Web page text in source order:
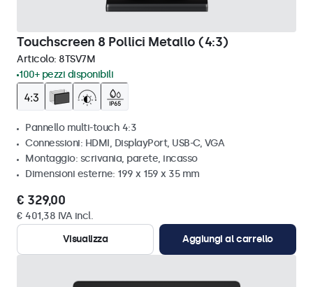
Touchscreen 8 Pollici Metallo (4:3)
Articolo: 8TSV7M
100+ pezzi disponibili
Pannello multi-touch 4:3
Connessioni: HDMI, DisplayPort, USB-C, VGA
Montaggio: scrivania, parete, incasso
Dimensioni esterne: 199 x 159 x 35 mm
€ 329,00
€ 401,38 IVA incl.
Visualizza
Aggiungi al carrello